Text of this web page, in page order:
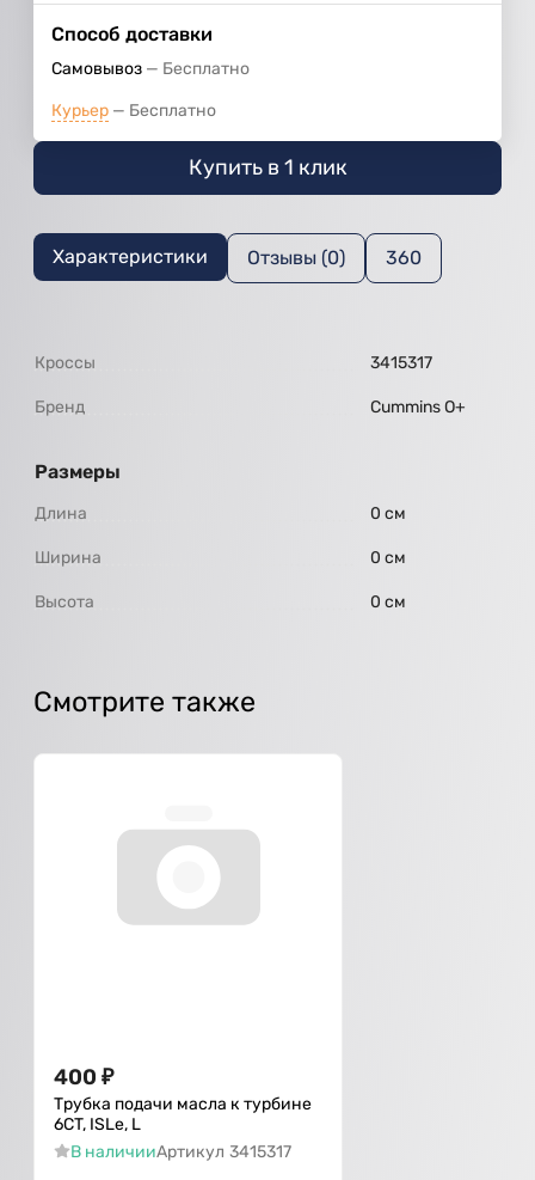
Способ доставки
Самовывоз Бесплатно
Курьер Бесплатно
Купить в 1 клик
Характеристики Отзывы (0) 360
Кроссы 3415317
Бренд Cummins O+
Размеры
Длина 0 см
Ширина 0 см
Высота 0 см
Смотрите также
400 ₽
Трубка подачи масла к турбине
6CT, ISLe, L
В наличииАртикул 3415317